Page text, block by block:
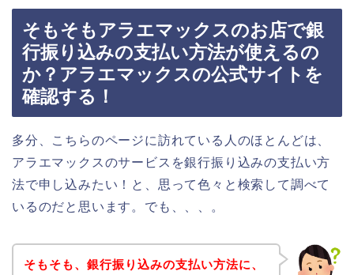
そもそもアラエマックスのお店で銀
行振り込みの支払い方法が使えるの
か？アラエマックスの公式サイトを
確認する！
多分、こちらのページに訪れている人のほとんどは、
アラエマックスのサービスを銀行振り込みの支払い方
法で申し込みたい！と、思って色々と検索して調べて
いるのだと思います。でも、、、。
そもそも、銀行振り込みの支払い方法に、